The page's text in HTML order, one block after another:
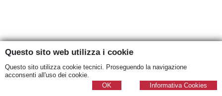
Questo sito web utilizza i cookie
Questo sito utilizza cookie tecnici. Proseguendo la navigazione
acconsenti all'uso dei cookie.
Informativa Cookies
OK